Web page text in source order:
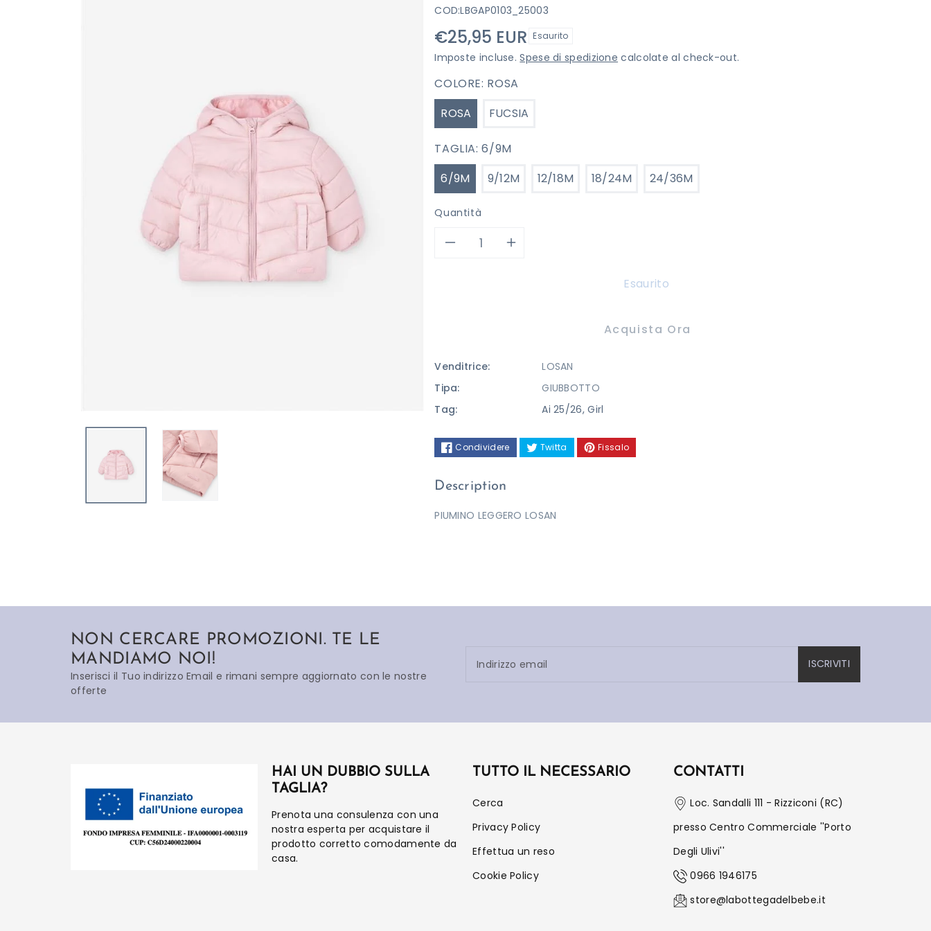
COD:LBGAP0103_25003
Prezzo
di
listino
€25,95 EUR Esaurito
Imposte incluse.Spese di spedizione calcolate al check-out.
COLORE: ROSA
ROSA
FUCSIA
TAGLIA:6/9M
6/9M
9/12M 12/18M 18/24M 24/36M
Quantità
Diminuisci
LOSAN
Aumenta
LOSAN
Esaurito
Acquista Ora
Venditrice:
LOSAN
Tipa:
GIUBBOTTO
Tag:
Ai 25/26,Girl
Condividere Twitta Fissalo
Description
PIUMINO LEGGERO LOSAN
NON CERCARE PROMOZIONI. TE LE
MANDIAMO NOI!
Inserisci il Tuo indirizzo Email e rimani sempre aggiornato con le nostre
offerte
Indirizzo email ISCRIVITI
HAI UN DUBBIO SULLA
TAGLIA?
Prenota una consulenza con una
nostra esperta per acquistare il
prodotto corretto comodamente da
casa.
TUTTO IL NECESSARIO
Cerca
Privacy Policy
Effettua un reso
Cookie Policy
CONTATTI
Loc. Sandalli 111 - Rizziconi (RC)
presso Centro Commerciale ''Porto
Degli Ulivi''
0966 1946175
store@labottegadelbebe.it